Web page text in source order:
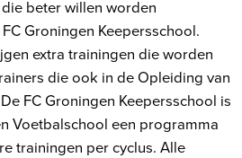
beter willen worden
Groningen Keepersschool.
extra trainingen die worden
die ook in de Opleiding van
FC Groningen Keepersschool is
Voetbalschool een programma
trainingen per cyclus. Alle